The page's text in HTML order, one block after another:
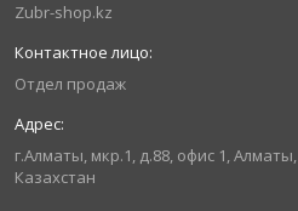
Zubr-shop.kz
Отдел продаж
г.Алматы, мкр.1, д.88, офис 1, Алматы,
Казахстан